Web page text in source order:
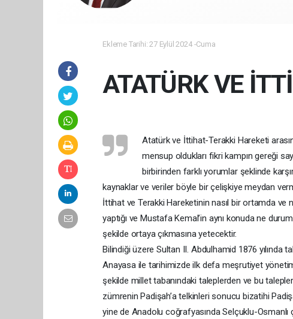
Ekleme Tarihi: 27 Eylül 2024 -Cuma
ATATÜRK VE
Atatürk ve İttihat-Terakki Hareketi
mensup oldukları fikri kampın gereği
birbirinden farklı yorumlar şeklinde
kaynaklar ve veriler böyle bir çelişkiye meydan
İttihat ve Terakki Hareketinin nasıl bir ortamda ve
yaptığı ve Mustafa Kemal’in aynı konuda ne
şekilde ortaya çıkmasına yetecektir.
Bilindiği üzere Sultan II. Abdulhamid 1876 yılında
Anayasa ile tarihimizde ilk defa meşrutiyet
şekilde millet tabanındaki taleplerden ve bu
zümrenin Padişah’a telkinleri sonucu bizatihi
yine de Anadolu coğrafyasında Selçuklu-Osmanlı